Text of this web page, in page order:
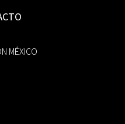
MÉXICO